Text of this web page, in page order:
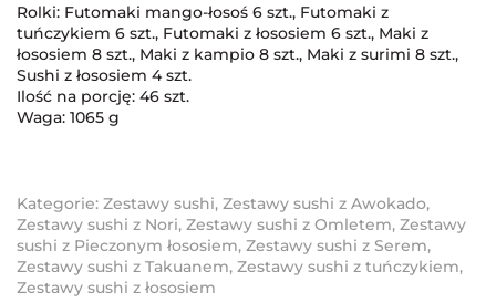
Rolki: Futomaki mango-łosoś 6 szt., Futomaki z
tuńczykiem 6 szt., Futomaki z łososiem 6 szt., Maki z
łososiem 8 szt., Maki z kampio 8 szt., Maki z surimi 8 szt.,
Sushi z łososiem 4 szt.
Ilość na porcję: 46 szt.
Waga: 1065 g
Kategorie: Zestawy sushi, Zestawy sushi z Awokado,
Zestawy sushi z Nori, Zestawy sushi z Omletem, Zestawy
sushi z Pieczonym łososiem, Zestawy sushi z Serem,
Zestawy sushi z Takuanem, Zestawy sushi z tuńczykiem,
Zestawy sushi z łososiem